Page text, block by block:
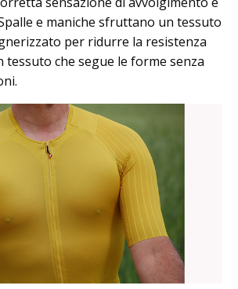
e maniche sfruttano un tessuto
per ridurre la resistenza
tessuto che segue le forme senza